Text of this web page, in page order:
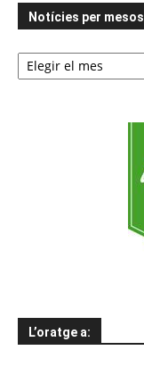
Notícies per mesos
Notícies
per
L’oratge a: